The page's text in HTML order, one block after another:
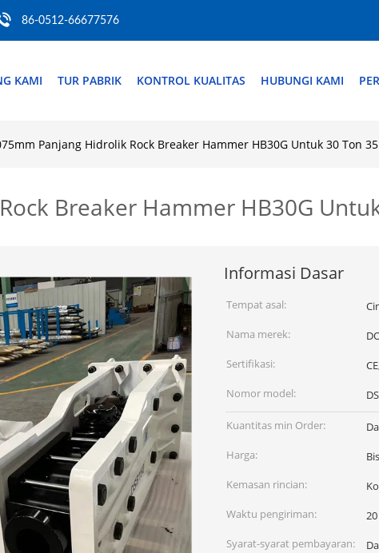
86-0512-66677576
KAMI TUR PABRIK KONTROL KUALITAS HUBUNGI KAMI
Panjang Hidrolik Rock Breaker Hammer HB30G Untuk 30 Ton
Breaker Hammer HB30G
Informasi Dasar
Tempat asal:
Nama merek:
Sertifikasi:
Nomor model:
Kuantitas min Order:
Harga:
Kemasan rincian:
Waktu pengiriman:
Syarat-syarat pembayaran: